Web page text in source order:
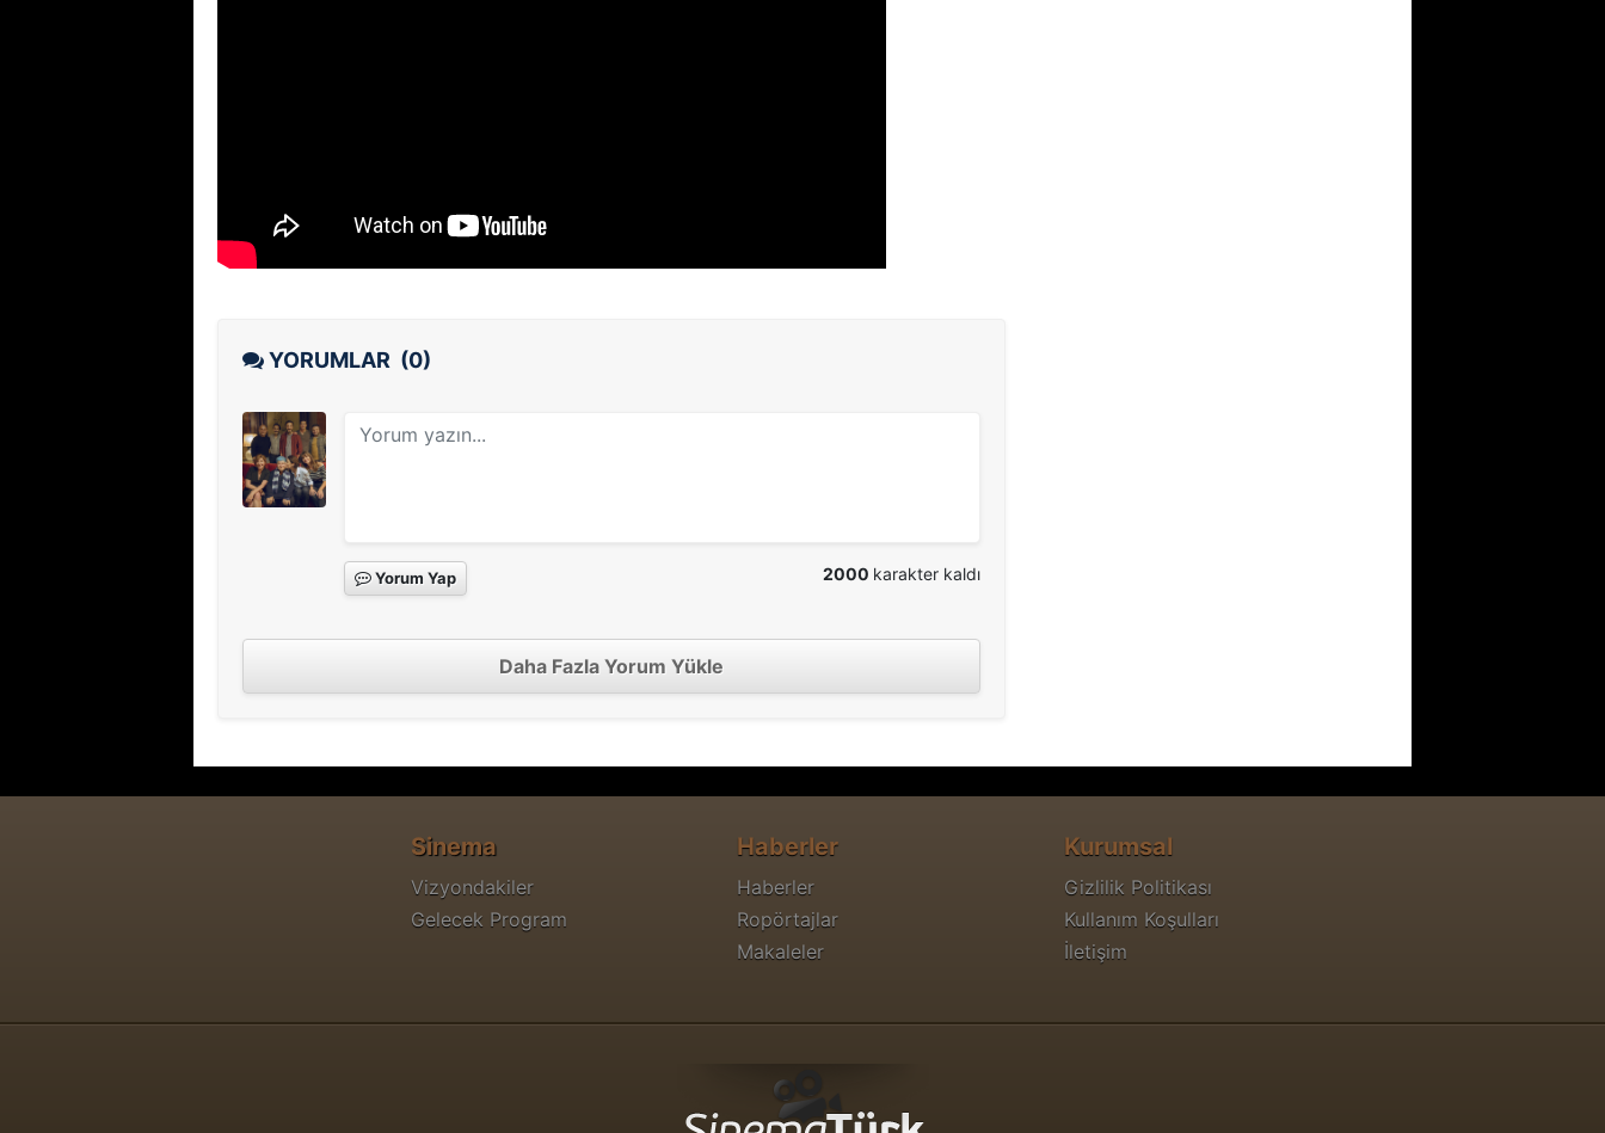
YORUMLAR (0)
Yorum Yap 2000 karakter kaldı
Daha Fazla Yorum Yükle
Sinema
Vizyondakiler
Gelecek Program
Haberler
Haberler
Ropörtajlar
Makaleler
Kurumsal
Gizlilik Politikası
Kullanım Koşulları
İletişim